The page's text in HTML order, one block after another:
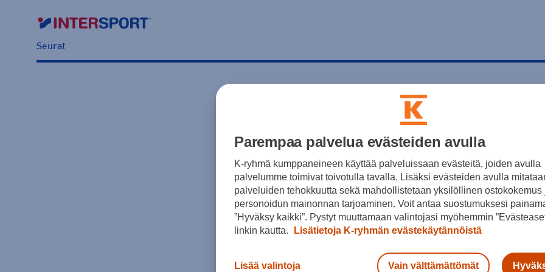
Seurat
Parempaa palvelua evästeiden avulla
K-ryhmä kumppaneineen käyttää palveluissaan evästeitä, joiden avulla
palvelumme toimivat toivotulla tavalla. Lisäksi evästeiden avulla
palveluiden tehokkuutta sekä mahdollistetaan yksilöllinen ostokokemus
personoidun mainonnan tarjoaminen. Voit antaa suostumuksesi
”Hyväksy kaikki”. Pystyt muuttamaan valintojasi myöhemmin
linkin kautta.
Lisätietoja K-ryhmän evästekäytännöistä
Lisää valintoja Vain välttämättömät